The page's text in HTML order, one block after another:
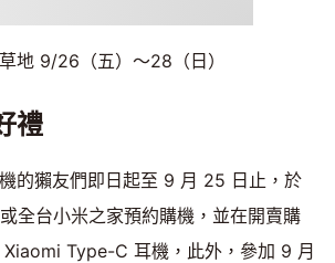
地 9/26（五）～28（日）
禮
的獺友們即日起至 9 月 25 日止，於
全台小米之家預約購機，並在開賣購
Xiaomi Type-C 耳機，此外，參加 9 月